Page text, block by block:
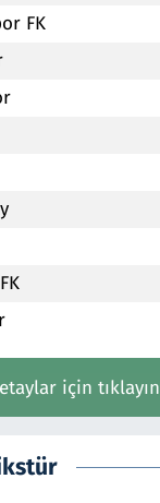
FK
için tıklayın